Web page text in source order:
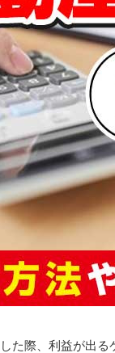
た際、利益が出る